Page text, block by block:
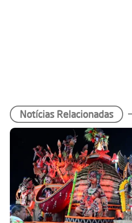
Notícias Relacionadas